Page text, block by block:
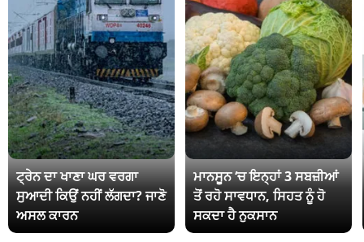
ਟ੍ਰੇਨ ਦਾ ਖਾਣਾ ਘਰ ਵਰਗਾ
ਸੁਆਦੀ ਕਿਉਂ ਨਹੀਂ ਲੱਗਦਾ? ਜਾਣੋ
ਅਸਲ ਕਾਰਨ
ਮਾਨਸੂਨ ‘ਚ ਇਨ੍ਹਾਂ 3 ਸਬਜ਼ੀਆਂ
ਤੋਂ ਰਹੋ ਸਾਵਧਾਨ, ਸਿਹਤ ਨੂੰ ਹੋ
ਸਕਦਾ ਹੈ ਨੁਕਸਾਨ